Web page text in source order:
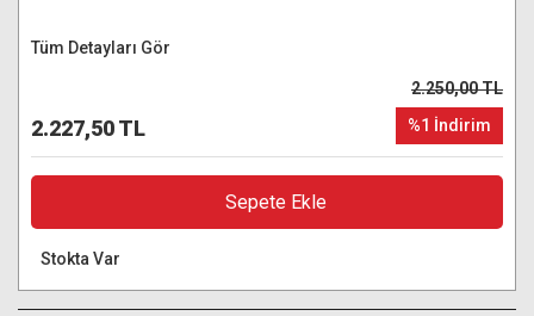
Tüm Detayları Gör
2.227,50 TL
2.250,00 TL
%1 İndirim
Sepete Ekle
Stokta Var